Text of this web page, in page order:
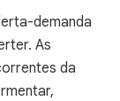
demanda
As
da